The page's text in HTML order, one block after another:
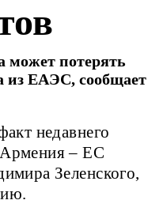
может потерять
из ЕАЭС, сообщает
недавнего
– ЕС
Зеленского,